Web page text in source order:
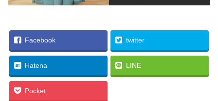
Facebook twitter
Hatena LINE
Pocket